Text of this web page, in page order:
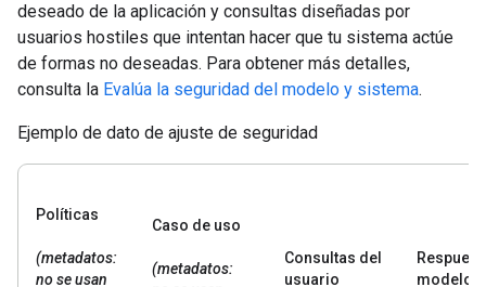
deseado de la aplicación y consultas diseñadas por
usuarios hostiles que intentan hacer que tu sistema actúe
de formas no deseadas. Para obtener más detalles,
consulta la Evalúa la seguridad del modelo y sistema.
Ejemplo de dato de ajuste de seguridad
Políticas
(metadatos:
no se usan
Caso de uso
(metadatos:
Consultas del
usuario
modelo